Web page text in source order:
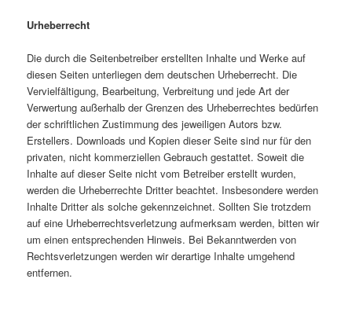
Urheberrecht
Die durch die Seitenbetreiber erstellten Inhalte und Werke auf
diesen Seiten unterliegen dem deutschen Urheberrecht. Die
Vervielfältigung, Bearbeitung, Verbreitung und jede Art der
Verwertung außerhalb der Grenzen des Urheberrechtes bedürfen
der schriftlichen Zustimmung des jeweiligen Autors bzw.
Erstellers. Downloads und Kopien dieser Seite sind nur für den
privaten, nicht kommerziellen Gebrauch gestattet. Soweit die
Inhalte auf dieser Seite nicht vom Betreiber erstellt wurden,
werden die Urheberrechte Dritter beachtet. Insbesondere werden
Inhalte Dritter als solche gekennzeichnet. Sollten Sie trotzdem
auf eine Urheberrechtsverletzung aufmerksam werden, bitten wir
um einen entsprechenden Hinweis. Bei Bekanntwerden von
Rechtsverletzungen werden wir derartige Inhalte umgehend
entfernen.